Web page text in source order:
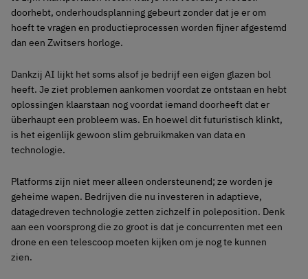
doorhebt, onderhoudsplanning gebeurt zonder dat je er om
hoeft te vragen en productieprocessen worden fijner afgestemd
dan een Zwitsers horloge.
Dankzij AI lijkt het soms alsof je bedrijf een eigen glazen bol
heeft. Je ziet problemen aankomen voordat ze ontstaan en hebt
oplossingen klaarstaan nog voordat iemand doorheeft dat er
überhaupt een probleem was. En hoewel dit futuristisch klinkt,
is het eigenlijk gewoon slim gebruikmaken van data en
technologie.
Platforms zijn niet meer alleen ondersteunend; ze worden je
geheime wapen. Bedrijven die nu investeren in adaptieve,
datagedreven technologie zetten zichzelf in poleposition. Denk
aan een voorsprong die zo groot is dat je concurrenten met een
drone en een telescoop moeten kijken om je nog te kunnen
zien.